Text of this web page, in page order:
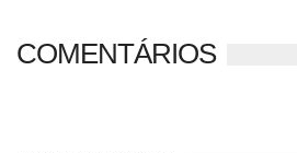
COMENTÁRIOS